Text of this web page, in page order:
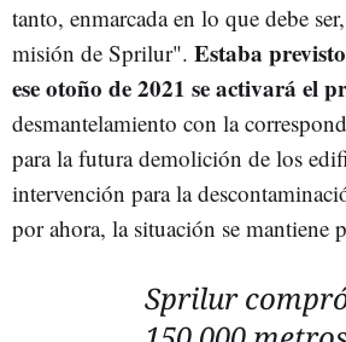
tanto, enmarcada en lo que debe
misión de Sprilur". Estaba
ese otoño de 2021 se activará el
desmantelamiento con la
para la futura demolición de los
intervención para la
por ahora, la situación se mantiene
Sprilur